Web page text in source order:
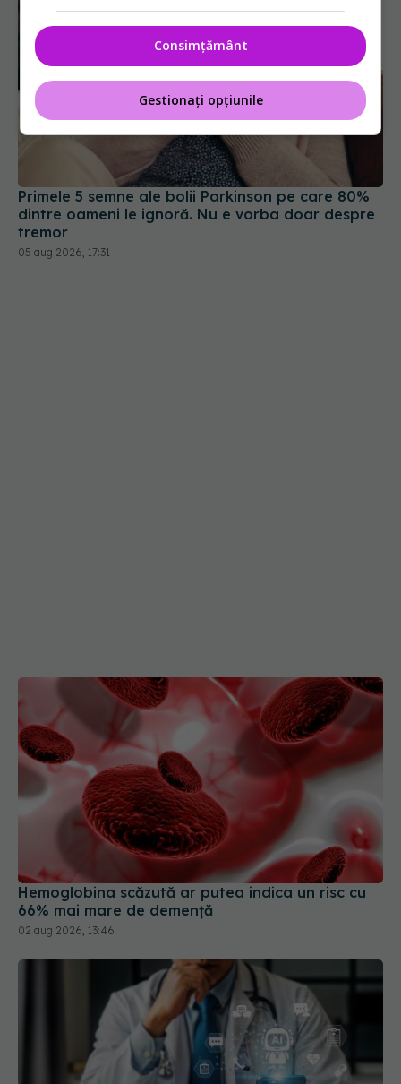
Primele 5 semne ale bolii Parkinson pe care 80%
dintre oameni le ignoră. Nu e vorba doar despre
tremor
05 aug 2026, 17:31
Hemoglobina scăzută ar putea indica un risc cu
66% mai mare de demență
02 aug 2026, 13:46
Consimțământ
Gestionați opțiunile